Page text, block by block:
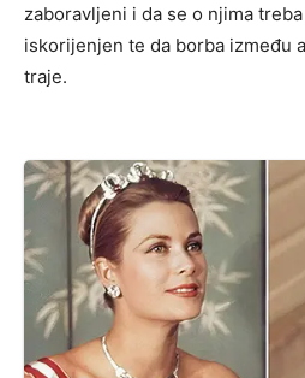
zaboravljeni i da se o njima
iskorijenjen te da borba između
traje.